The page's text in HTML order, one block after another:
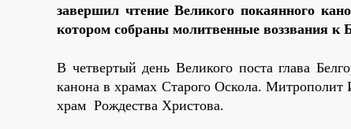
завершил чтение Великого покаянного
котором собраны молитвенные воззвания к
В четвертый день Великого поста глава
канона в храмах Старого Оскола. Митрополит
храм Рождества Христова.